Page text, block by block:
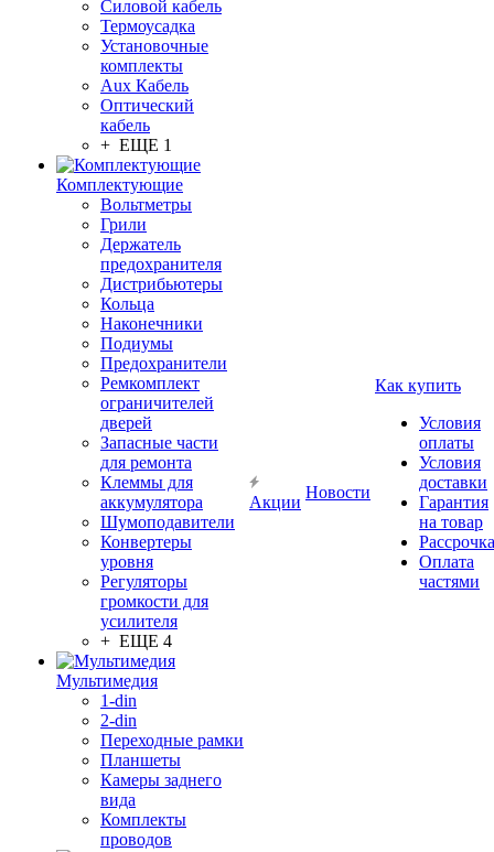
Силовой кабель
Термоусадка
Установочные
комплекты
Aux Кабель
Оптический
кабель
+ ЕЩЕ 1
Комплектующие
Вольтметры
Грили
Держатель
предохранителя
Дистрибьютеры
Кольца
Наконечники
Подиумы
Предохранители
Ремкомплект
ограничителей
дверей
Запасные части
для ремонта
Клеммы для
аккумулятора
Шумоподавители
Конвертеры
уровня
Регуляторы
громкости для
усилителя
+ ЕЩЕ 4
Мультимедия
1-din
2-din
Переходные рамки
Планшеты
Камеры заднего
вида
Комплекты
проводов
Акции
Новости
Как купить
Условия
оплаты
Условия
доставки
Гарантия
на товар
Рассрочка
Оплата
частями